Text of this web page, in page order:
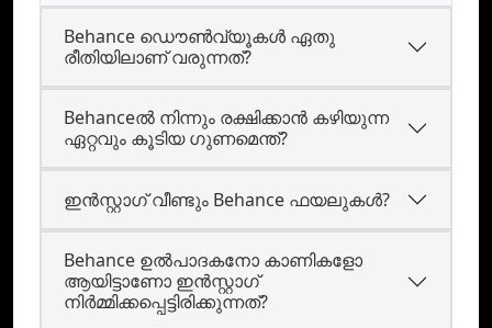
Behance ഡൌണ്‍വ്യൂകള്‍ ഏതു
രീതിയിലാണ് വരുന്നത്?
Behanceല്‍ നിന്നും രക്ഷിക്കാന്‍ കഴിയുന്ന
ഏറ്റവും കൂടിയ ഗുണമെന്ത്?
ഇന്‍സ്റ്റാഗ് വീണ്ടും Behance ഫയലുകള്‍?
Behance ഉല്‍പാദകനോ കാണികളോ
ആയിട്ടാണോ ഇന്‍സ്റ്റാഗ്
നിര്‍മ്മിക്കപ്പെട്ടിരിക്കുന്നത്?